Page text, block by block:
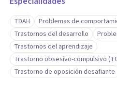
TDAH
Problemas de
Trastornos del desarrollo
Trastornos del aprendizaje
Trastorno obsesivo-compulsivo
Trastorno de oposición desafiante